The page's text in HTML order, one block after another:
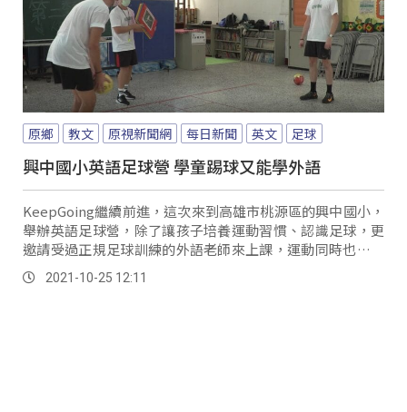
原鄉 教文 原視新聞網 每日新聞 英文 足球
興中國小英語足球營 學童踢球又能學外語
KeepGoing繼續前進，這次來到高雄市桃源區的興中國小，
舉辦英語足球營，除了讓孩子培養運動習慣、認識足球，更
邀請受過正規足球訓練的外語老師來上課，運動同時也能增
進英語能力。
2021-10-25 12:11